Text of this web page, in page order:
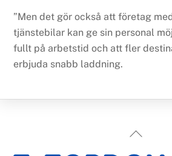
”Men det gör också att företag
tjänstebilar kan ge sin personal
fullt på arbetstid och att fler
erbjuda snabb laddning.
Back